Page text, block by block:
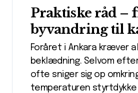
Praktiske råd –
byvandring til
Foråret i Ankara kræver
beklædning. Selvom
ofte sniger sig op omkring
temperaturen